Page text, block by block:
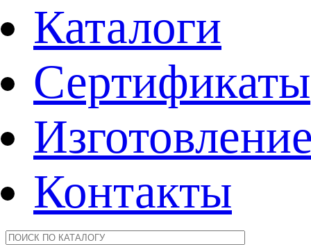
Каталоги
Сертификаты
Контакты